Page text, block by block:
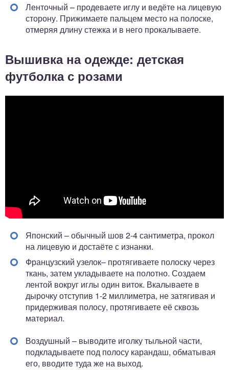
Ленточный – продеваете иглу и ведёте на лицевую
сторону. Прижимаете пальцем место на полоске,
отмеряя длину стежка и в него прокалываете.
Вышивка на одежде: детская
футболка с розами
Японский – обычный шов 2-4 сантиметра, прокол
на лицевую и достаёте с изнанки.
Французский узелок– протягиваете полоску через
ткань, затем укладываете на полотно. Создаем
лентой вокруг иглы один виток. Вкалываете в
дырочку отступив 1-2 миллиметра, не затягивая и
придерживая полосу, протягиваете её сквозь
материал.
Воздушный – выводите иголку тыльной части,
подкладываете под полосу карандаш, обматывая
его, вводите туда же на выход.